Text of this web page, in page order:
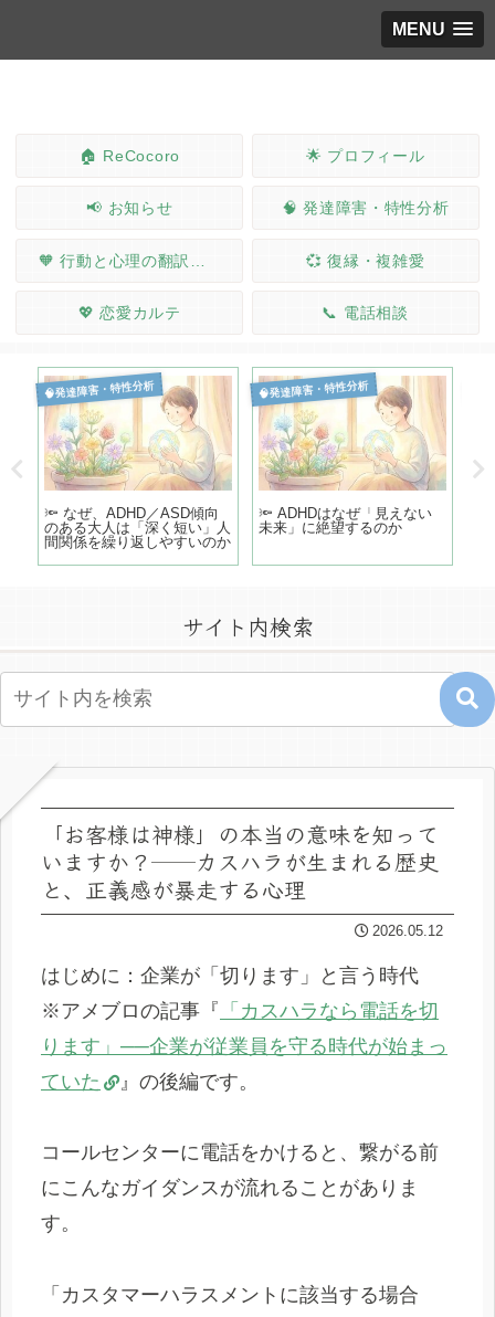
MENU
🏠 ReCocoro 🌟 プロフィール
📢 お知らせ 🧠 発達障害・特性分析
💞 復縁・複雑愛
💖 恋愛カルテ 📞 電話相談
🧠発達障害・特性分析
🔦 なぜ、ADHD／ASD傾向
のある大人は「深く短い」人
間関係を繰り返しやすいのか
🧠発達障害・特性分析
🔦 ADHDはなぜ「見えない
未来」に絶望するのか
サイト内検索
「お客様は神様」の本当の意味を知って
いますか？──カスハラが生まれる歴史
と、正義感が暴走する心理
2026.05.12
はじめに：企業が「切ります」と言う時代
※アメブロの記事『 「カスハラなら電話を切
ります」──企業が従業員を守る時代が始まっ
ていた
』の後編です。
コールセンターに電話をかけると、繋がる前
にこんなガイダンスが流れることがありま
す。
「カスタマーハラスメントに該当する場合